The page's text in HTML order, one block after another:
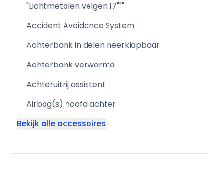
"Lichtmetalen velgen 17"""
Accident Avoidance System
Achterbank in delen neerklapbaar
Achterbank verwarmd
Achteruitrij assistent
Airbag(s) hoofd achter
Bekijk alle accessoires